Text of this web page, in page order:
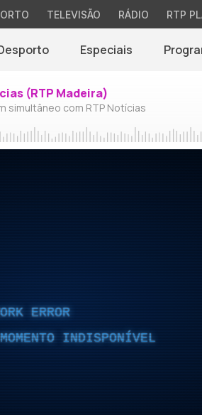
TELEVISÃO RÁDIO RTP
Especiais
(RTP Madeira)
simultâneo com RTP Notícias
ERROR
INDISPONÍVEL